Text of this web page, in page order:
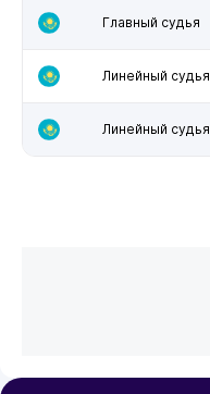
Главный судья
Линейный судья
Линейный судья